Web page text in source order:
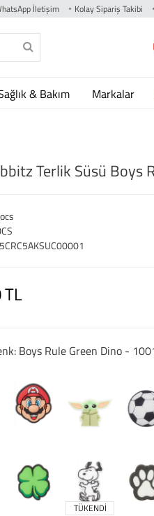
İletişim Kolay Sipariş Takibi
& Bakım Markalar
Terlik Süsü
Boys Rule Green Dino -
TÜKENDİ